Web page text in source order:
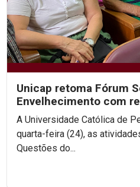
Unicap retoma Fórum
Envelhecimento com
Ecologia Integral
A Universidade Católica de
quarta-feira (24), as
Questões do...